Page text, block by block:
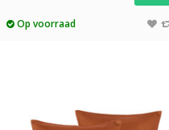
Op voorraad